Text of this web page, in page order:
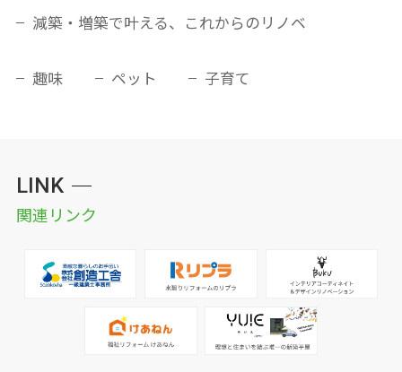
減築・増築で叶える、これからのリノベ
趣味 ペット 子育て
LINK
関連リンク